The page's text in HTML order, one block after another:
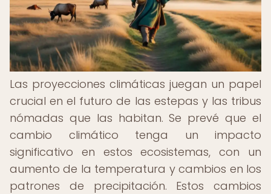
Las proyecciones climáticas juegan un papel
crucial en el futuro de las estepas y las tribus
nómadas que las habitan. Se prevé que el
cambio climático tenga un impacto
significativo en estos ecosistemas, con un
aumento de la temperatura y cambios en los
patrones de precipitación. Estos cambios